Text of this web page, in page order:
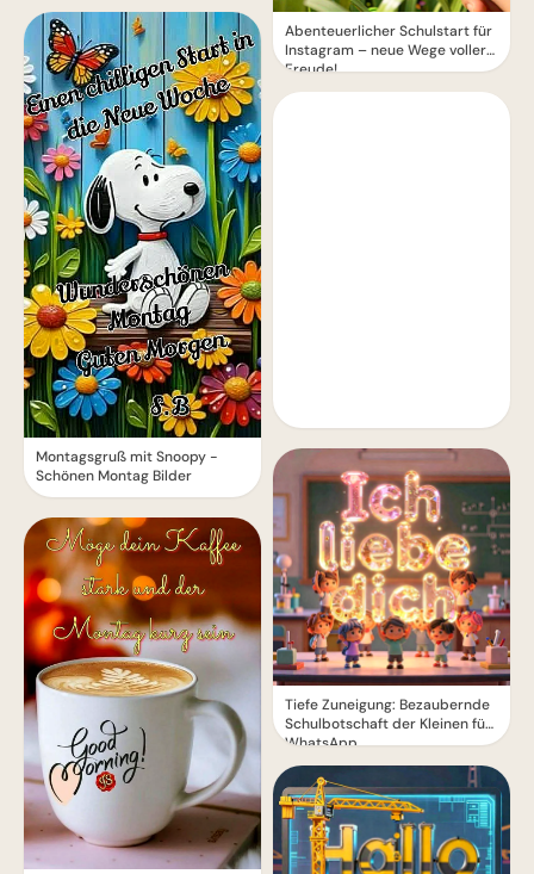
Montagsgruß mit Snoopy -
Schönen Montag Bilder
Abenteuerlicher Schulstart für
Instagram – neue Wege voller
Freude!
Tiefe Zuneigung: Bezaubernde
Schulbotschaft der Kleinen für
WhatsApp